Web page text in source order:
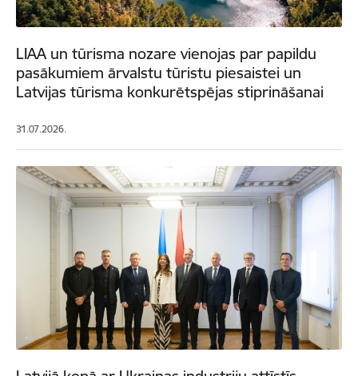
LIAA un tūrisma nozare vienojas par papildu
pasākumiem ārvalstu tūristu piesaistei un
Latvijas tūrisma konkurētspējas stiprināšanai
31.07.2026.